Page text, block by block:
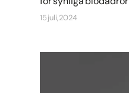
15 juli, 2024